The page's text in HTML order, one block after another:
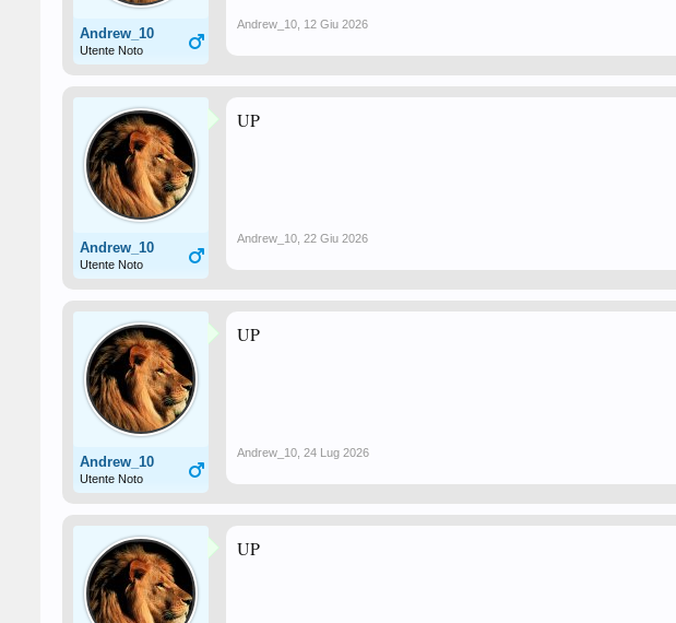
Andrew_10
Utente Noto
Andrew_10 12 Giu 2026
Andrew_10
Utente Noto
UP
Andrew_10 22 Giu 2026
Andrew_10
Utente Noto
UP
Andrew_10 24 Lug 2026
UP